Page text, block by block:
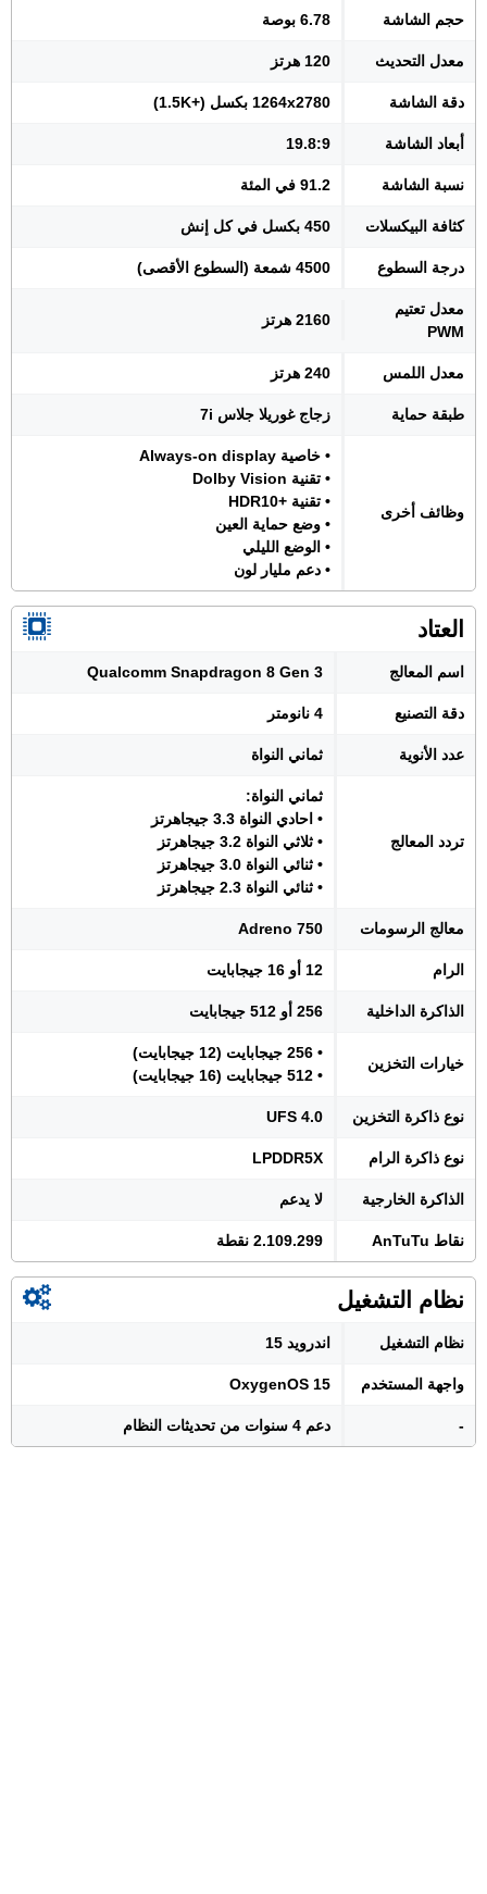
حجم الشاشة 6.78 بوصة
معدل التحديث 120 هرتز
دقة الشاشة 1264x2780 بكسل (+1.5K)
أبعاد الشاشة 19.8:9
نسبة الشاشة 91.2 في المئة
كثافة البيكسلات 450 بكسل في كل إنش
درجة السطوع 4500 شمعة (السطوع الأقصى)
معدل تعتيم
PWM
2160 هرتز
معدل اللمس 240 هرتز
طبقة حماية زجاج غوريلا جلاس 7i
وظائف أخرى
• خاصية Always-on display
• تقنية Dolby Vision
• تقنية +HDR10
• وضع حماية العين
• الوضع الليلي
• دعم مليار لون
العتاد
اسم المعالج Qualcomm Snapdragon 8 Gen 3
دقة التصنيع 4 نانومتر
عدد الأنوية ثماني النواة
تردد المعالج
ثماني النواة:
• احادي النواة 3.3 جيجاهرتز
• ثلاثي النواة 3.2 جيجاهرتز
• ثنائي النواة 3.0 جيجاهرتز
• ثنائي النواة 2.3 جيجاهرتز
معالج الرسومات Adreno 750
الرام 12 أو 16 جيجابايت
الذاكرة الداخلية 256 أو 512 جيجابايت
خيارات التخزين
• 256 جيجابايت (12 جيجابايت)
• 512 جيجابايت (16 جيجابايت)
نوع ذاكرة التخزين UFS 4.0
نوع ذاكرة الرام LPDDR5X
الذاكرة الخارجية لا يدعم
نقاط AnTuTu 2.109.299 نقطة
نظام التشغيل
نظام التشغيل اندرويد 15
واجهة المستخدم OxygenOS 15
- دعم 4 سنوات من تحديثات النظام